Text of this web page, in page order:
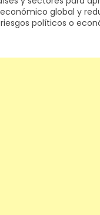
global y
políticos o